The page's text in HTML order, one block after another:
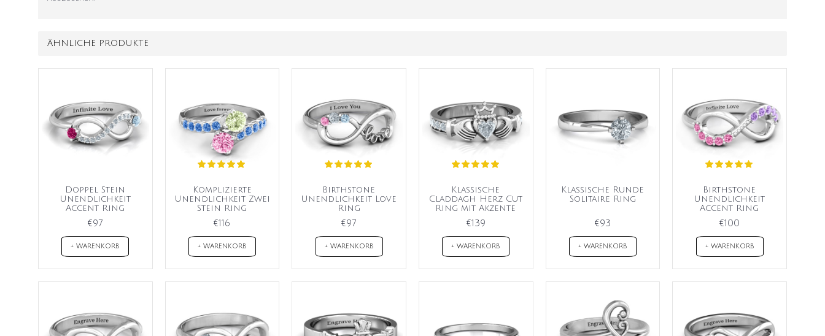
ÄHNLICHE PRODUKTE
Doppel Stein
Unendlichkeit
Accent Ring
€97
+ WARENKORB
Komplizierte
Unendlichkeit Zwei
Stein Ring
€116
+ WARENKORB
Birthstone
Unendlichkeit Love
Ring
€97
+ WARENKORB
Klassische
Claddagh Herz Cut
Ring mit Akzente
€139
+ WARENKORB
Klassische Runde
Solitaire Ring
€93
+ WARENKORB
Birthstone
Unendlichkeit
Accent Ring
€100
+ WARENKORB